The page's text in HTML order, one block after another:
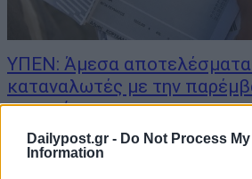
Dailypost.gr - Do Not Process
Information
ΥΠΕΝ: Άμεσα αποτελέσματα
καταναλωτές με την
του ρεύματος
23/11/2024